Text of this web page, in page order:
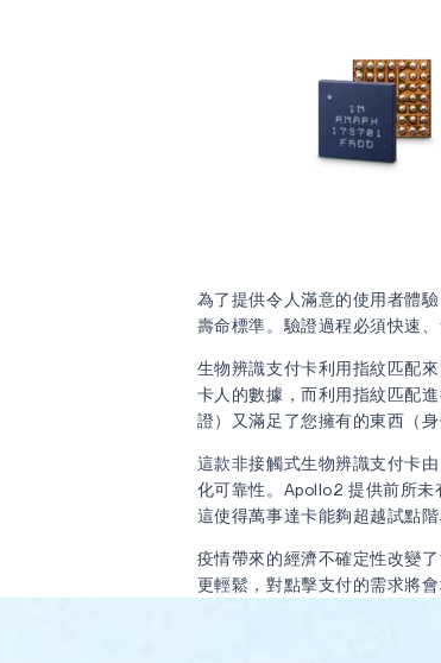
為了提供令人滿意的使用者體
壽命標準。驗證過程必須快速
生物辨識支付卡利用指紋匹配
卡人的數據，而利用指紋匹配
證）又滿足了您擁有的東西（身
這款非接觸式生物辨識支付卡
化可靠性。Apollo2 提供前所未
這使得萬事達卡能夠超越試點
疫情帶來的經濟不確定性改變
更輕鬆，對點擊支付的需求將